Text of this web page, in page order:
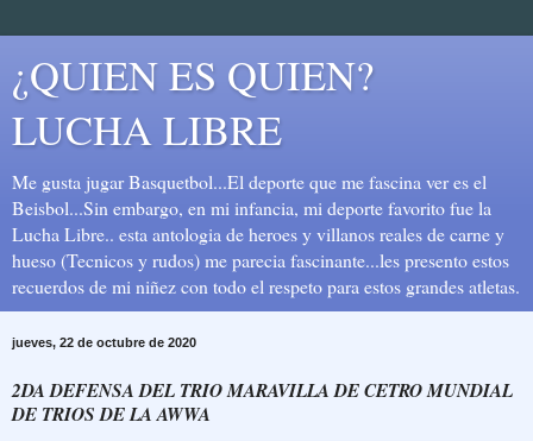
¿QUIEN ES QUIEN?
LUCHA LIBRE
Me gusta jugar Basquetbol...El deporte que me fascina ver es el
Beisbol...Sin embargo, en mi infancia, mi deporte favorito fue la
Lucha Libre.. esta antologia de heroes y villanos reales de carne y
hueso (Tecnicos y rudos) me parecia fascinante...les presento estos
recuerdos de mi niñez con todo el respeto para estos grandes atletas.
jueves, 22 de octubre de 2020
2DA DEFENSA DEL TRIO MARAVILLA DE CETRO MUNDIAL
DE TRIOS DE LA AWWA